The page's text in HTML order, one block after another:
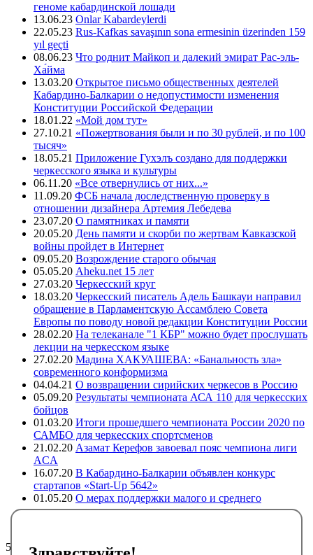
геноме кабардинской лошади
13.06.23 Onlar Kabardeylerdi
22.05.23 Rus-Kafkas savaşının sona ermesinin üzerinden 159
yıl geçti
08.06.23 Что роднит Майкоп и далекий эмират Рас-эль-
Ха́йма
13.03.20 Открытое письмо общественных деятелей
Кабардино-Балкарии о недопустимости изменения
Конституции Российской Федерации
18.01.22 «Мой дом тут»
27.10.21 «Пожертвования были и по 30 рублей, и по 100
тысяч»
18.05.21 Приложение Гухэлъ создано для поддержки
черкесского языка и культуры
06.11.20 «Все отвернулись от них...»
11.09.20 ФСБ начала доследственную проверку в
отношении дизайнера Артемия Лебедева
23.07.20 О памятниках и памяти
20.05.20 День памяти и скорби по жертвам Кавказской
войны пройдет в Интернет
09.05.20 Возрождение старого обычая
05.05.20 Aheku.net 15 лет
27.03.20 Черкесский круг
18.03.20 Черкесский писатель Адель Башкауи направил
обращение в Парламентскую Ассамблею Совета
Европы по поводу новой редакции Конституции России
28.02.20 На телеканале "1 КБР" можно будет прослушать
лекции на черкесском языке
27.02.20 Мадина ХАКУАШЕВА: «Банальность зла»
современного конформизма
04.04.21 О возвращении сирийских черкесов в Россию
05.09.20 Результаты чемпионата АСА 110 для черкесских
бойцов
01.03.20 Итоги прошедшего чемпионата России 2020 по
САМБО для черкесских спортсменов
21.02.20 Азамат Керефов завоевал пояс чемпиона лиги
ACA
16.07.20 В Кабардино-Балкарии объявлен конкурс
стартапов «Start-Up 5642»
01.05.20 О мерах поддержки малого и среднего
предпринимательства в регионах компактного
5427